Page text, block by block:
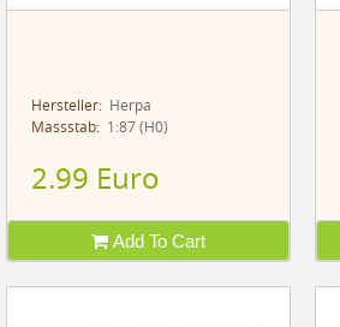
Hersteller:Herpa
Massstab:1:87 (H0)
2.99 Euro
Add To Cart